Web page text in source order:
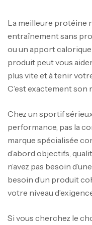
La meilleure protéine
entraînement sans
ou un apport
produit peut vous
plus vite et à tenir
C’est exactement son
Chez un sportif
performance, pas la
marque spécialisée
d’abord objectifs,
n’avez pas besoin
besoin d’un produit
votre niveau
Si vous cherchez le